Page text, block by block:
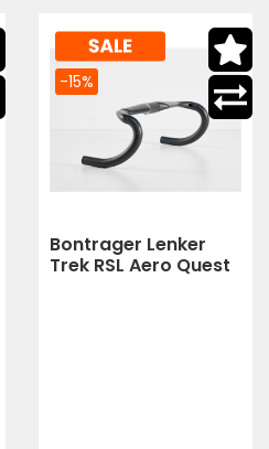
Bontrager Lenker
Trek RSL Aero Quest
-15%